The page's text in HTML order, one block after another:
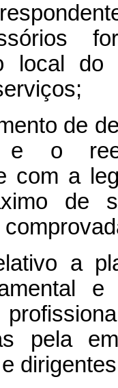
local do
de
e o
com a
de
a
pela